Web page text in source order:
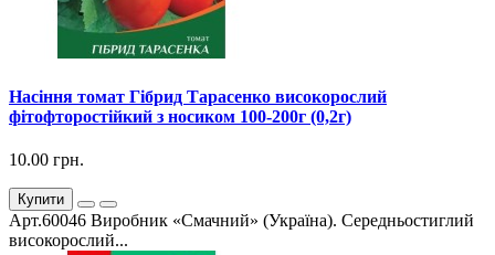
Насіння томат Гібрид Тарасенко високорослий
фітофторостійкий з носиком 100-200г (0,2г)
10.00 грн.
Купити
Арт.60046 Виробник «Смачний» (Україна). Середньостиглий
високорослий...